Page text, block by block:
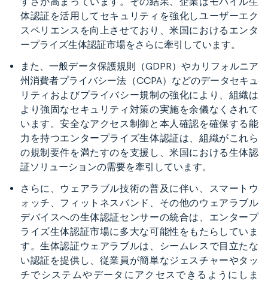
体認証を活用してセキュリティを強化しユーザーエク
スペリエンスを向上させており、米国におけるエンタ
ープライズ生体認証市場をさらに牽引しています。
また、一般データ保護規則（GDPR）やカリフォルニア
州消費者プライバシー法（CCPA）などのデータセキュ
リティおよびプライバシー規制の強化により、組織は
より強固なセキュリティ対策の実施を余儀なくされて
います。安全なアクセス制御と本人確認を確保する能
力を持つエンタープライズ生体認証は、組織がこれら
の規制要件を満たすのを支援し、米国における生体認
証ソリューションの需要を牽引しています。
さらに、ウェアラブル技術の普及に伴い、スマートウ
ォッチ、フィットネスバンド、その他のウェアラブル
デバイスへの生体認証センサーの統合は、エンタープ
ライズ生体認証市場に多大な可能性をもたらしていま
す。生体認証ウェアラブルは、シームレスで目立たな
い認証を提供し、従業員が簡単なジェスチャーやタッ
チでシステムやデータにアクセスできるようにしま